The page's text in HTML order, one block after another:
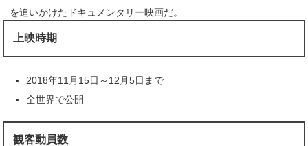
を追いかけたドキュメンタリー映画だ。
上映時期
2018年11月15日～12月5日まで
全世界で公開
観客動員数